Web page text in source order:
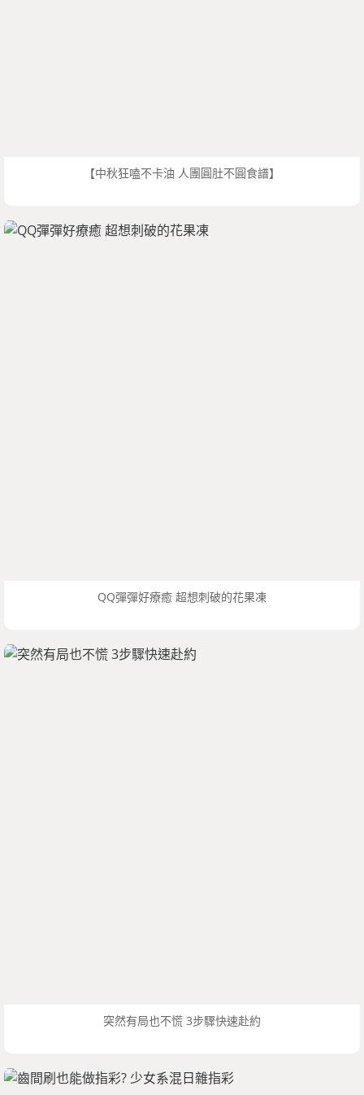
【中秋狂嗑不卡油 人團圓肚不圓食譜】
QQ彈彈好療癒 超想刺破的花果凍
突然有局也不慌 3步驟快速赴約